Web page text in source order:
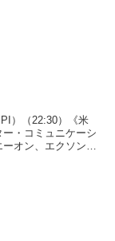
）（22:30）《米
・コミュニケーシ
オン、エクソン・